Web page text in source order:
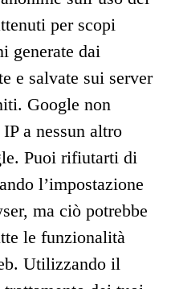
per scopi
generate dai
e salvate sui server
Google non
a nessun altro
Puoi rifiutarti di
l’impostazione
ma ciò potrebbe
le funzionalità
Utilizzando il